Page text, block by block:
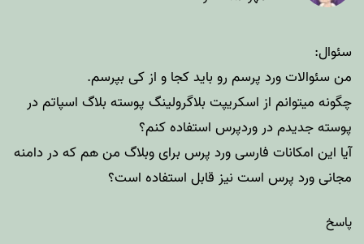
سئوال:
من سئوالات ورد پرسم رو باید کجا و از کی بپرسم.
چگونه میتوانم از اسکریپت بلاگرولینگ پوسته بلاگ اسپاتم در
پوسته جدیدم در وردپرس استفاده کنم؟
آیا این امکانات فارسی ورد پرس برای وبلاگ من هم که در دامنه
مجانی ورد پرس است نیز قابل استفاده است؟
پاسخ